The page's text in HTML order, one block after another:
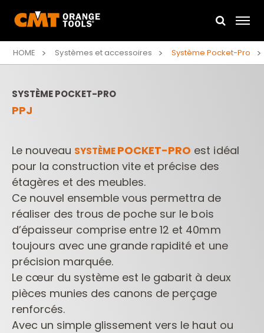
HOME Systèmes et accessoires Système Pocket-Pro
SYSTÈME POCKET-PRO
PPJ
Le nouveau SYSTÈMEPOCKET-PRO est idéal
pour la construction vite et précise des
étagères et des meubles.
Ce nouvel ensemble vous permettra de
réaliser des trous de poche sur le bois
d’épaisseur comprise entre 12 et 40mm
toujours avec une grande rapidité et une
précision marquée.
Le cœur du système est le gabarit à deux
pièces munies des canons de perçage
renforcés.
Avec un simple glissement vers le haut ou